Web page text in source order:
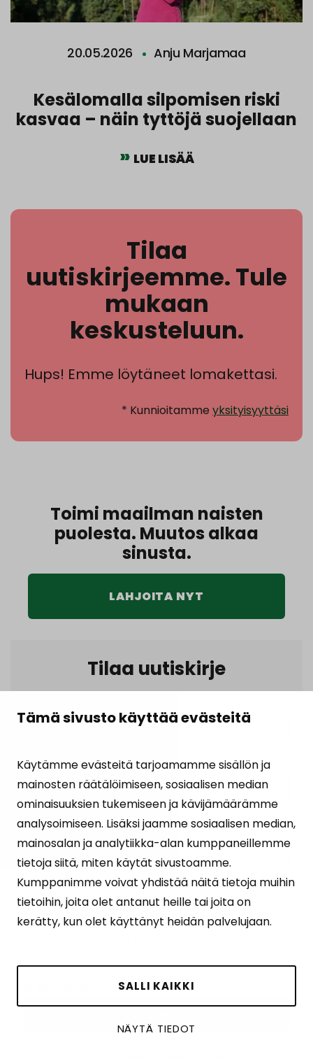
Tämä sivusto käyttää evästeitä
Käytämme evästeitä tarjoamamme sisällön ja
mainosten räätälöimiseen, sosiaalisen median
ominaisuuksien tukemiseen ja kävijämäärämme
analysoimiseen. Lisäksi jaamme sosiaalisen median,
mainosalan ja analytiikka-alan kumppaneillemme
tietoja siitä, miten käytät sivustoamme.
Kumppanimme voivat yhdistää näitä tietoja muihin
tietoihin, joita olet antanut heille tai joita on
kerätty, kun olet käyttänyt heidän palvelujaan.
SALLI KAIKKI
NÄYTÄ TIEDOT
20.05.2026 Anju Marjamaa
Kesälomalla silpomisen riski
kasvaa – näin tyttöjä suojellaan
LUE LISÄÄ
Tilaa
uutiskirjeemme. Tule
mukaan
keskusteluun.
Hups! Emme löytäneet lomakettasi.
* Kunnioitamme yksityisyyttäsi
Toimi maailman naisten
puolesta. Muutos alkaa
sinusta.
LAHJOITA NYT
Tilaa uutiskirje
Sukunimi (Pakollinen)
Sähköposti(Pakollinen)
Ehdot(Pakollinen)
Tilaamalla uutiskirjeen hyväksyt
henkilötietojesi käsittelyn